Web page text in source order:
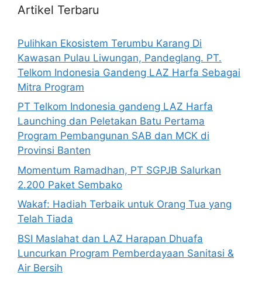
Artikel Terbaru
Pulihkan Ekosistem Terumbu Karang Di
Kawasan Pulau Liwungan, Pandeglang. PT.
Telkom Indonesia Gandeng LAZ Harfa Sebagai
Mitra Program
PT Telkom Indonesia gandeng LAZ Harfa
Launching dan Peletakan Batu Pertama
Program Pembangunan SAB dan MCK di
Provinsi Banten
Momentum Ramadhan, PT SGPJB Salurkan
2.200 Paket Sembako
Wakaf: Hadiah Terbaik untuk Orang Tua yang
Telah Tiada
BSI Maslahat dan LAZ Harapan Dhuafa
Luncurkan Program Pemberdayaan Sanitasi &
Air Bersih